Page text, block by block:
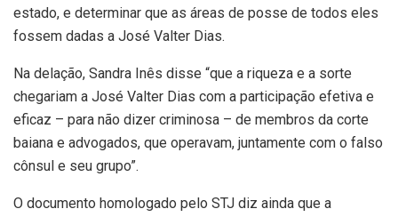
estado, e determinar que as áreas de posse de todos eles
fossem dadas a José Valter Dias.
Na delação, Sandra Inês disse “que a riqueza e a sorte
chegariam a José Valter Dias com a participação efetiva e
eficaz – para não dizer criminosa – de membros da corte
baiana e advogados, que operavam, juntamente com o falso
cônsul e seu grupo”.
O documento homologado pelo STJ diz ainda que a